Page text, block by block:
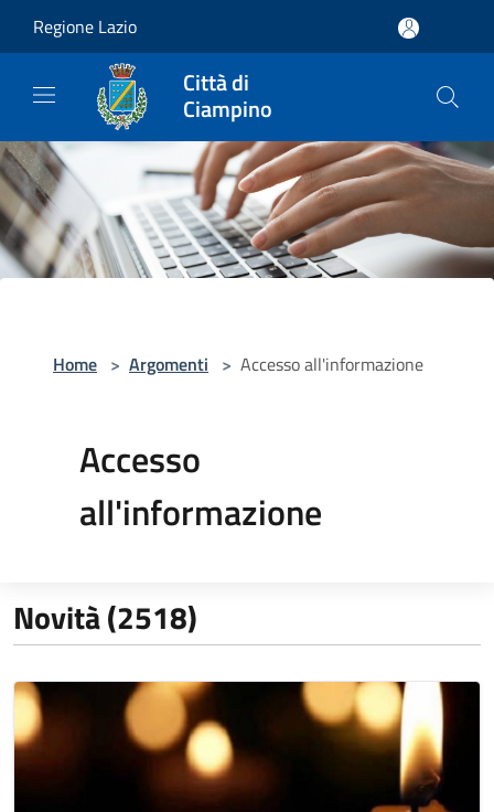
Regione Lazio
Città di
Ciampino
Home > Argomenti > Accesso all'informazione
Accesso
all'informazione
Novità (2518)